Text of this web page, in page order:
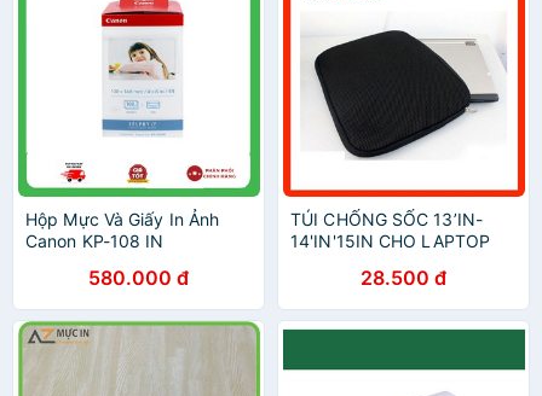
Hộp Mực Và Giấy In Ảnh
Canon KP-108 IN
580.000 đ
TÚI CHỐNG SỐC 13’IN-
14'IN'15IN CHO LAPTOP
28.500 đ